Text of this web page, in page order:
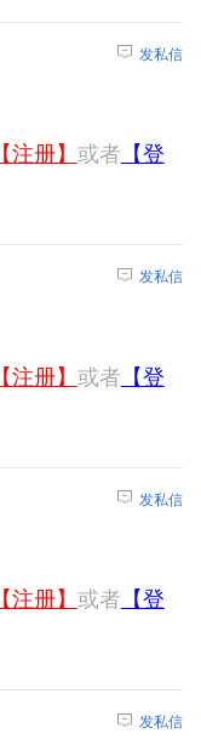
发私信
【注册】 或者 【登
发私信
【注册】 或者 【登
发私信
【注册】 或者 【登
发私信